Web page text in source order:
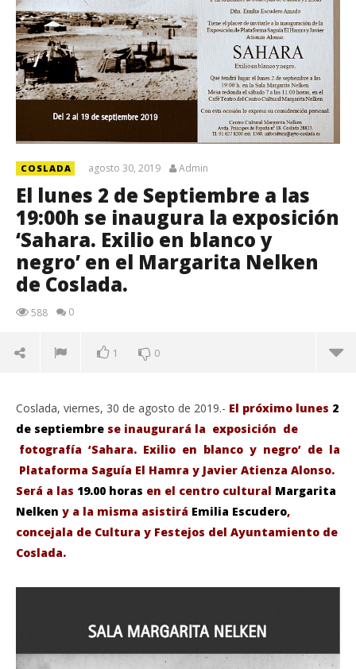
COSLADA agosto 30, 2019 Admin
El lunes 2 de Septiembre a las
19:00h se inaugura la exposición
‘Sahara. Exilio en blanco y
negro’ en el Margarita Nelken
de Coslada.
588 0
1 0
El lunes 2 de Septiembre a las 19:00h se inaugura la
exposición ‘Sahara. Exilio en blanco y negro’ en el
Margarita Nelken de Coslada.
Coslada, viernes, 30 de agosto de 2019.- El próximo lunes 2
de septiembre se inaugurará la exposición de
fotografía ‘Sahara. Exilio en blanco y negro’ de la
Plataforma Saguía El Hamra y Javier Atienza Alonso.
Será a las 19.00 horas en el centro cultural Margarita
Nelken y a la misma asistirá Emilia Escudero,
concejala de Cultura y Festejos del Ayuntamiento de
Coslada.